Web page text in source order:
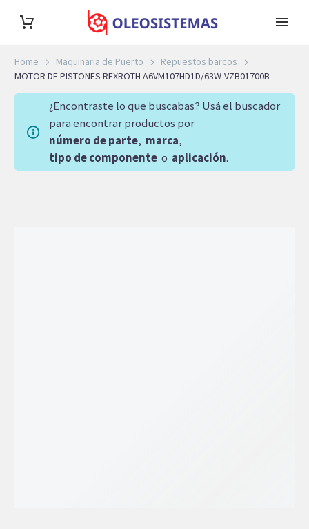
Home Maquinaria de Puerto
Repuestos barcos
MOTOR DE PISTONES REXROTH A6VM107HD1D/63W-VZB01700B
¿Encontraste lo que buscabas? Usá el buscador
para encontrar productos por
número de parte, marca,
tipo de componente o aplicación.